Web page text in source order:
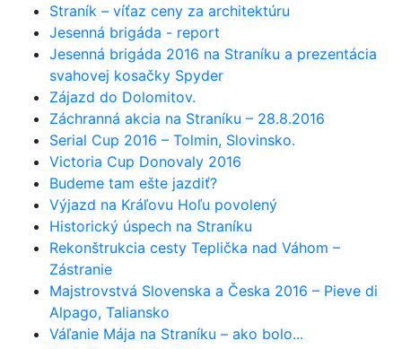
Straník – víťaz ceny za architektúru
Jesenná brigáda - report
Jesenná brigáda 2016 na Straníku a prezentácia
svahovej kosačky Spyder
Zájazd do Dolomitov.
Záchranná akcia na Straníku – 28.8.2016
Serial Cup 2016 – Tolmin, Slovinsko.
Victoria Cup Donovaly 2016
Budeme tam ešte jazdiť?
Výjazd na Kráľovu Hoľu povolený
Historický úspech na Straníku
Rekonštrukcia cesty Teplička nad Váhom –
Zástranie
Majstrovstvá Slovenska a Česka 2016 – Pieve di
Alpago, Taliansko
Váľanie Mája na Straníku – ako bolo...